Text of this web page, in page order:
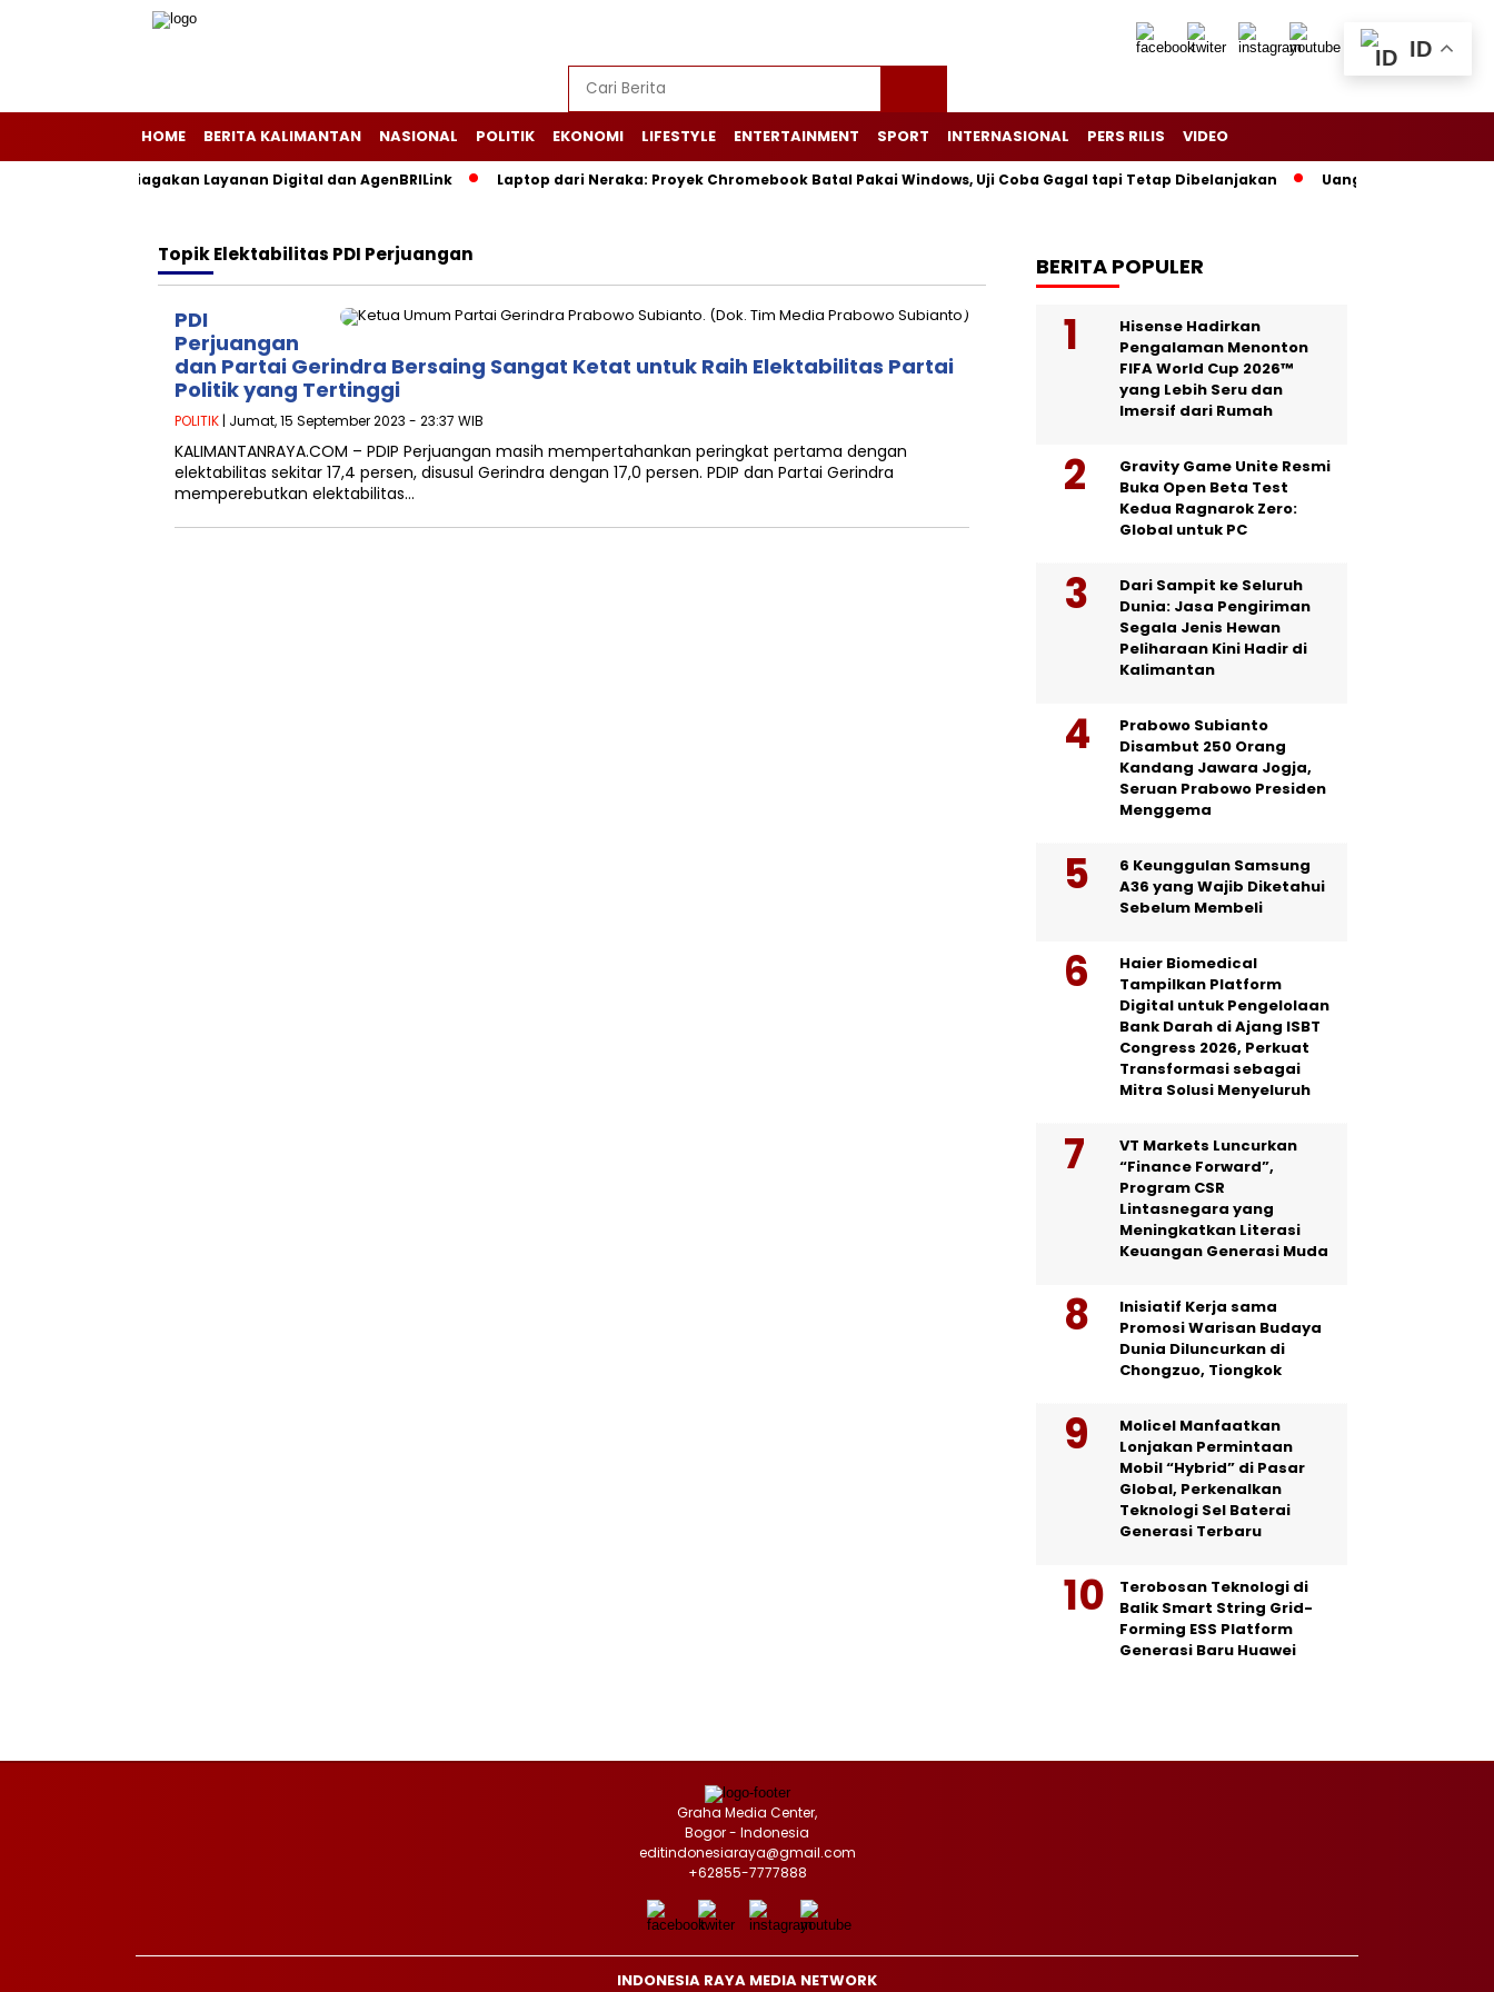
HOME BERITA KALIMANTAN NASIONAL POLITIK EKONOMI LIFESTYLE ENTERTAINMENT SPORT INTERNASIONAL PERS RILIS VIDEO
Islam, BRI Siagakan Layanan Digital dan AgenBRILink Laptop dari Neraka: Proyek Chromebook Batal Pakai Windows, Uji Coba Gagal tapi Tetap Dibelanjakan Uang Rp2 Miliar di
TopikElektabilitas PDI Perjuangan
PDI
Perjuangan
dan Partai Gerindra Bersaing Sangat Ketat untuk Raih Elektabilitas Partai
Politik yang Tertinggi
POLITIK | Jumat, 15 September 2023 - 23:37 WIB
KALIMANTANRAYA.COM – PDIP Perjuangan masih mempertahankan peringkat pertama dengan
elektabilitas sekitar 17,4 persen, disusul Gerindra dengan 17,0 persen. PDIP dan Partai Gerindra
memperebutkan elektabilitas…
BERITA POPULER
Hisense Hadirkan
Pengalaman Menonton
FIFA World Cup 2026™
yang Lebih Seru dan
Imersif dari Rumah
Gravity Game Unite Resmi
Buka Open Beta Test
Kedua Ragnarok Zero:
Global untuk PC
Dari Sampit ke Seluruh
Dunia: Jasa Pengiriman
Segala Jenis Hewan
Peliharaan Kini Hadir di
Kalimantan
Prabowo Subianto
Disambut 250 Orang
Kandang Jawara Jogja,
Seruan Prabowo Presiden
Menggema
6 Keunggulan Samsung
A36 yang Wajib Diketahui
Sebelum Membeli
Haier Biomedical
Tampilkan Platform
Digital untuk Pengelolaan
Bank Darah di Ajang ISBT
Congress 2026, Perkuat
Transformasi sebagai
Mitra Solusi Menyeluruh
VT Markets Luncurkan
“Finance Forward”,
Program CSR
Lintasnegara yang
Meningkatkan Literasi
Keuangan Generasi Muda
Inisiatif Kerja sama
Promosi Warisan Budaya
Dunia Diluncurkan di
Chongzuo, Tiongkok
Molicel Manfaatkan
Lonjakan Permintaan
Mobil “Hybrid” di Pasar
Global, Perkenalkan
Teknologi Sel Baterai
Generasi Terbaru
Terobosan Teknologi di
Balik Smart String Grid-
Forming ESS Platform
Generasi Baru Huawei
ID
Graha Media Center,
Bogor - Indonesia
editindonesiaraya@gmail.com
+62855-7777888
INDONESIA RAYA MEDIA NETWORK